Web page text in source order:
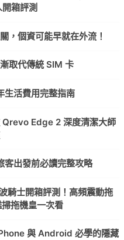
箱評測
，個資可能早就在外流！
取代傳統 SIM 卡
生活費用完整指南
Qrevo Edge 2 深度清潔大師
出發前必讀完整攻略
騎士開箱評測！高頻震動拖
拖機皇一次看
與 Android 必學的隱藏